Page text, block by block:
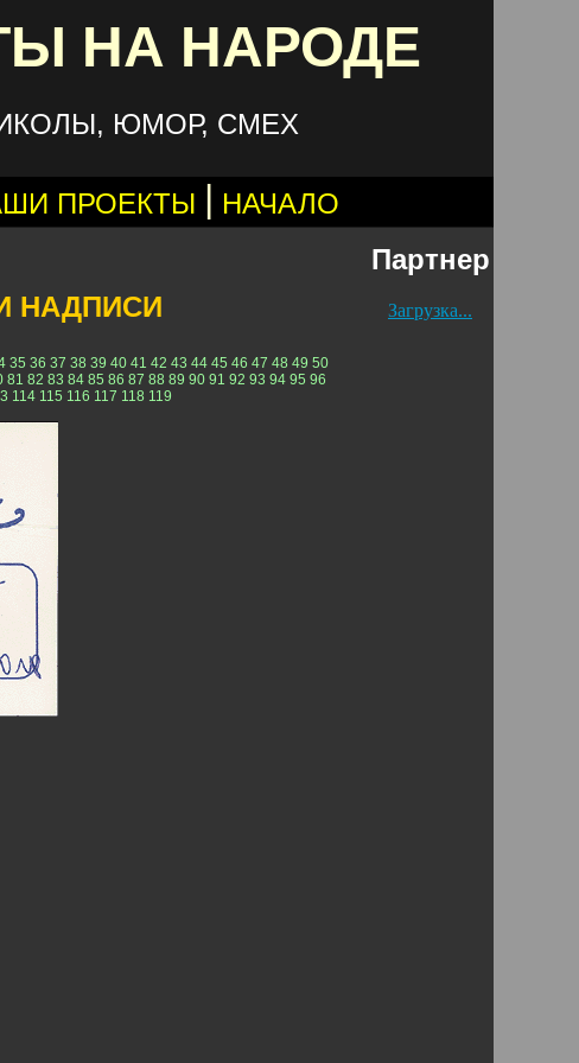
НА НАРОДЕ
ЮМОР, СМЕХ
ПРОЕКТЫ | НАЧАЛО
Партнер
Загрузка...
НАДПИСИ
35 36 37 38 39 40 41 42 43 44 45 46 47 48 49 50
81 82 83 84 85 86 87 88 89 90 91 92 93 94 95 96
114 115 116 117 118 119